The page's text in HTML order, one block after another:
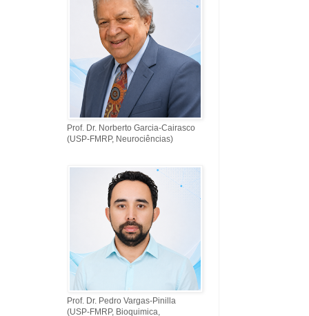
Prof. Dr. Norberto Garcia-Cairasco
(USP-FMRP, Neurociências)
Prof. Dr. Pedro Vargas-Pinilla
(USP-FMRP, Bioquimica,